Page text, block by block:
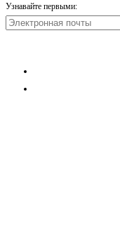
Узнавайте первыми: